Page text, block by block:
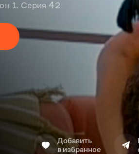
1. Серия 42
Добавить
в избранное